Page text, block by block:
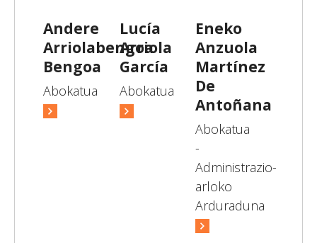
Andere
Arriolabengoa
Bengoa
Abokatua
Lucía
Arriola
García
Abokatua
Eneko
Anzuola
Martínez
De
Antoñana
Abokatua
-
Administrazio-
arloko
Arduraduna